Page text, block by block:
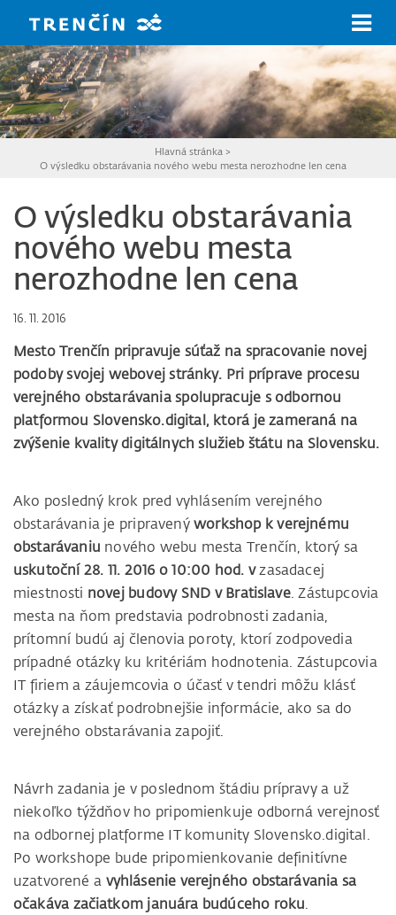
Hlavná stránka >
O výsledku obstarávania nového webu mesta nerozhodne len cena
O výsledku obstarávania
nového webu mesta
nerozhodne len cena
16. 11. 2016
Mesto Trenčín pripravuje súťaž na spracovanie novej
podoby svojej webovej stránky. Pri príprave procesu
verejného obstarávania spolupracuje s odbornou
platformou Slovensko.digital, ktorá je zameraná na
zvýšenie kvality digitálnych služieb štátu na Slovensku.
Ako posledný krok pred vyhlásením verejného
obstarávania je pripravenýworkshop k verejnému
obstarávaniu nového webu mesta Trenčín, ktorý sa
uskutoční 28. 11. 2016 o 10:00 hod. vzasadacej
miestnosti novej budovy SND v Bratislave. Zástupcovia
mesta na ňom predstavia podrobnosti zadania,
prítomní budú aj členovia poroty, ktorí zodpovedia
prípadné otázky ku kritériám hodnotenia. Zástupcovia
IT firiem a záujemcovia o účasť v tendri môžu klásť
otázky a získať podrobnejšie informácie, ako sa do
verejného obstarávania zapojiť.
Návrh zadania je v poslednom štádiu prípravy a už
niekoľko týždňov ho pripomienkuje odborná verejnosť
na odbornej platforme IT komunity Slovensko.digital.
Po workshope bude pripomienkovanie definitívne
uzatvorené a vyhlásenie verejného obstarávania sa
očakáva začiatkom januára budúceho roku.